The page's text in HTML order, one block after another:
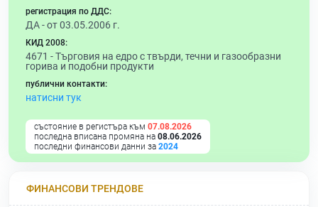
регистрация по ДДС:
ДА - от 03.05.2006 г.
КИД 2008:
4671 -Търговия на едро с твърди, течни и газообразни
горива и подобни продукти
публични контакти:
натисни тук
състояние в регистъра към 07.08.2026
последна вписана промяна на 08.06.2026
последни финансови данни за 2024
ФИНАНСОВИ ТРЕНДОВЕ